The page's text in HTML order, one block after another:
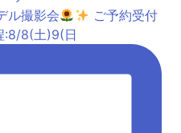
ル撮影会
ご予約受付
:8/8(土)9(日